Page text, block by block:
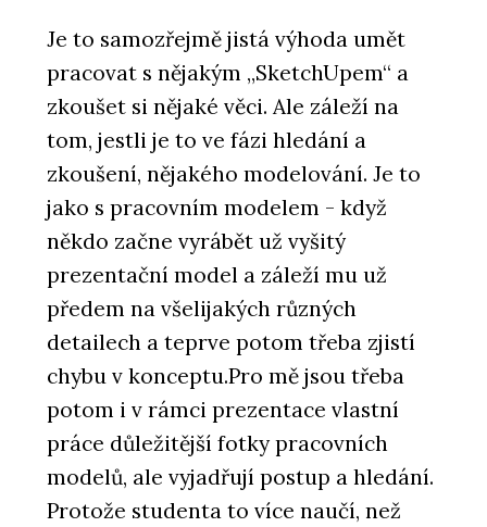
Je to samozřejmě jistá výhoda umět
pracovat s nějakým „SketchUpem“ a
zkoušet si nějaké věci. Ale záleží na
tom, jestli je to ve fázi hledání a
zkoušení, nějakého modelování. Je to
jako s pracovním modelem - když
někdo začne vyrábět už vyšitý
prezentační model a záleží mu už
předem na všelijakých různých
detailech a teprve potom třeba zjistí
chybu v konceptu.Pro mě jsou třeba
potom i v rámci prezentace vlastní
práce důležitější fotky pracovních
modelů, ale vyjadřují postup a hledání.
Protože studenta to více naučí, než